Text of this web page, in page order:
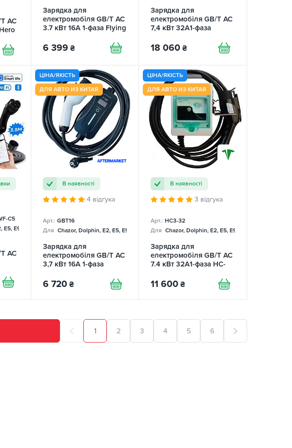
AC
Зарядка для
електромобіля GB/T AC
3.7 кВт 16А 1-фаза Flying
6 399 ₴
Зарядка для
електромобіля GB/T AC
7,4 кВт 32A1-фаза
FEYREE
18 060 ₴
С5
E5, E9, Mercedes
AC
ЦІНА/ЯКІСТЬ
ДЛЯ АВТО ИЗ КИТАЯ
В наявності
4 відгука
Арт.: GBT16
Для Chazor, Dolphin, E2, E5, E9, Mercedes
Зарядка для
електромобіля GB/T AC
3,7 кВт 16А 1-фаза
6 720 ₴
ЦІНА/ЯКІСТЬ
ДЛЯ АВТО ИЗ КИТАЯ
В наявності
3 відгука
Арт.: НC3-32
Для Chazor, Dolphin, E2, E5, E9, Mercedes
Зарядка для
електромобіля GB/T AC
7.4 кВт 32A1-фаза HC-
11 600 ₴
1 2 3 4 5 6